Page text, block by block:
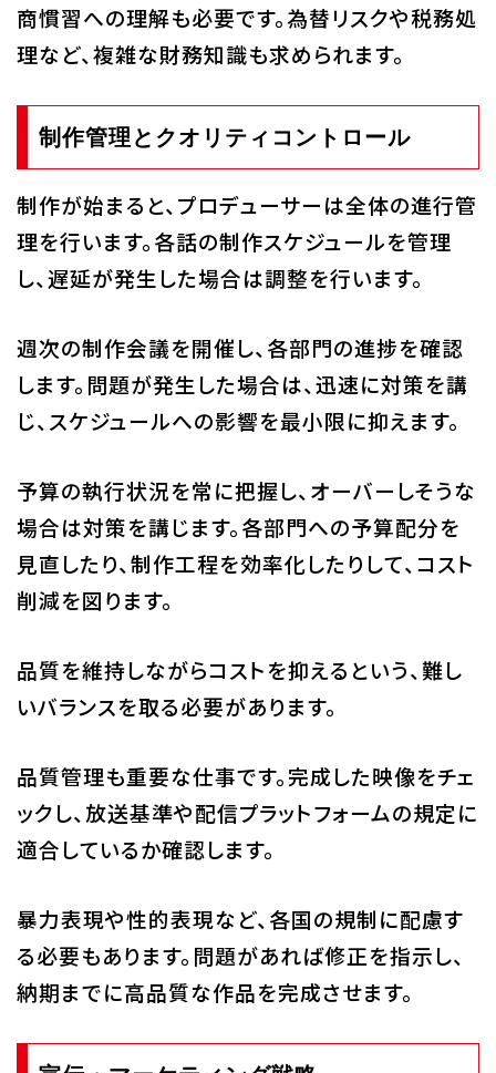
商慣習への理解も必要です。為替リスクや税務処
理など、複雑な財務知識も求められます。
制作管理とクオリティコントロール
制作が始まると、プロデューサーは全体の進行管
理を行います。各話の制作スケジュールを管理
し、遅延が発生した場合は調整を行います。
週次の制作会議を開催し、各部門の進捗を確認
します。問題が発生した場合は、迅速に対策を講
じ、スケジュールへの影響を最小限に抑えます。
予算の執行状況を常に把握し、オーバーしそうな
場合は対策を講じます。各部門への予算配分を
見直したり、制作工程を効率化したりして、コスト
削減を図ります。
品質を維持しながらコストを抑えるという、難し
いバランスを取る必要があります。
品質管理も重要な仕事です。完成した映像をチェ
ックし、放送基準や配信プラットフォームの規定に
適合しているか確認します。
暴力表現や性的表現など、各国の規制に配慮す
る必要もあります。問題があれば修正を指示し、
納期までに高品質な作品を完成させます。